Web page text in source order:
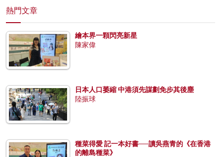
熱門文章
繪本界一顆閃亮新星
陳家偉
日本人口萎縮 中港須先謀劃免步其後塵
陸振球
種菜得愛 記一本好書──讀吳燕青的《在香港
的離島種菜》